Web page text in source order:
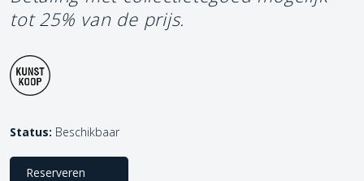
tot 25% van de prijs.
Status: Beschikbaar
Reserveren